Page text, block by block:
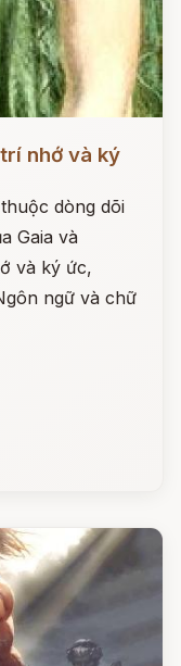
nhớ và ký
dòng dõi
Gaia và
và ký ức,
ngữ và chữ